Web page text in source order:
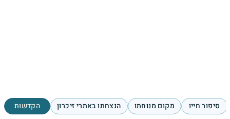
סיפור חייו מקום מנוחתו הנצחתו באתרי זיכרון הקדשות